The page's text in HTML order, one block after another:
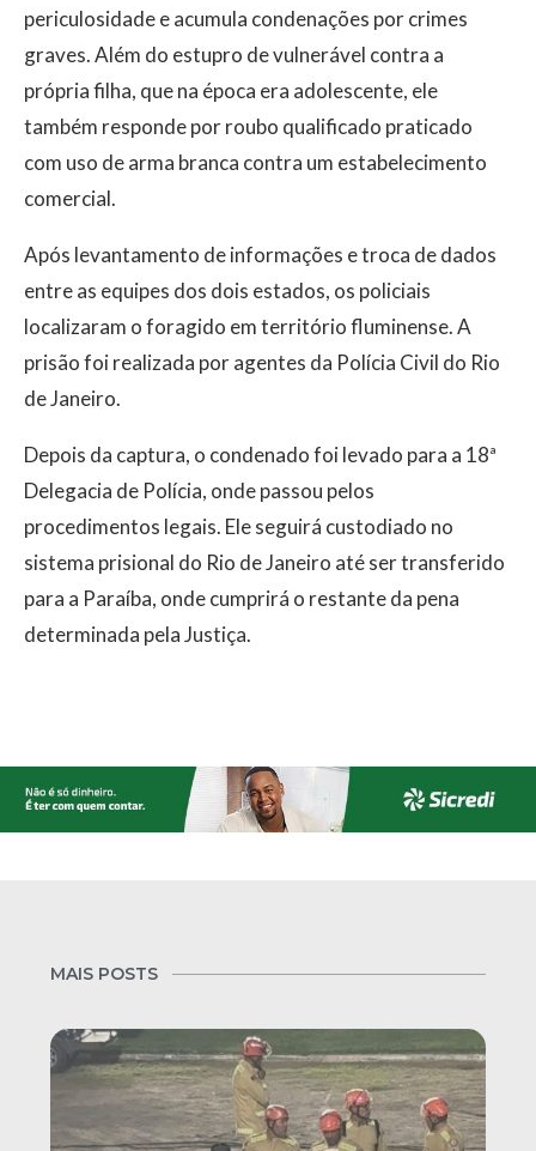
periculosidade e acumula condenações por crimes
graves. Além do estupro de vulnerável contra a
própria filha, que na época era adolescente, ele
também responde por roubo qualificado praticado
com uso de arma branca contra um estabelecimento
comercial.
Após levantamento de informações e troca de dados
entre as equipes dos dois estados, os policiais
localizaram o foragido em território fluminense. A
prisão foi realizada por agentes da Polícia Civil do Rio
de Janeiro.
Depois da captura, o condenado foi levado para a 18ª
Delegacia de Polícia, onde passou pelos
procedimentos legais. Ele seguirá custodiado no
sistema prisional do Rio de Janeiro até ser transferido
para a Paraíba, onde cumprirá o restante da pena
determinada pela Justiça.
MAIS POSTS